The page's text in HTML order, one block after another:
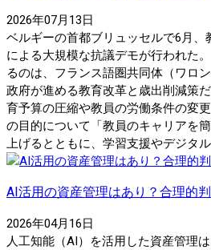
2026年07月13日
ベルギーの首都ブリュッセルで6月、
による大規模な抗議デモが行われた
るのは、フランス語圏共同体（ワロ
政府が進める教育改革と歳出削減策
育予算の圧縮や教員の労働条件の変
の目的について「教員のキャリアを
上げるとともに、学習支援やデジタ
AI活用の資産管理はあり？合理的
2026年04月16日
人工知能（AI）を活用した資産管理